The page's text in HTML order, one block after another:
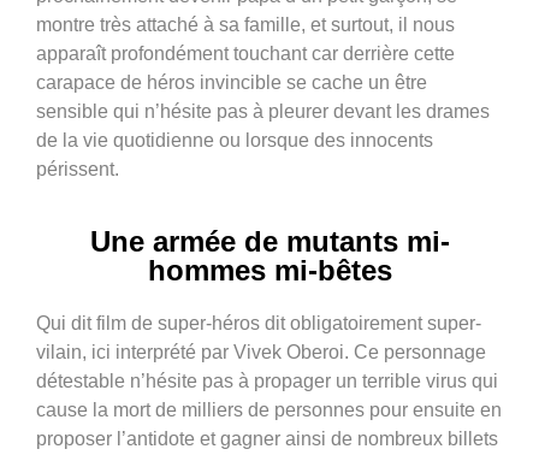
montre très attaché à sa famille, et surtout, il nous
apparaît profondément touchant car derrière cette
carapace de héros invincible se cache un être
sensible qui n’hésite pas à pleurer devant les drames
de la vie quotidienne ou lorsque des innocents
périssent.
Une armée de mutants mi-
hommes mi-bêtes
Qui dit film de super-héros dit obligatoirement super-
vilain, ici interprété par Vivek Oberoi. Ce personnage
détestable n’hésite pas à propager un terrible virus qui
cause la mort de milliers de personnes pour ensuite en
proposer l’antidote et gagner ainsi de nombreux billets